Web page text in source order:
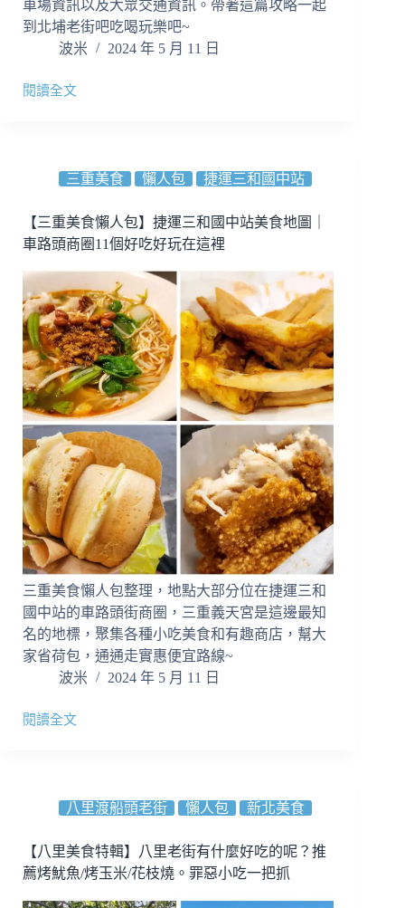
歌
車場資訊以及大眾交通資訊。帶著這篇攻略一起
到北埔老街吧吃喝玩樂吧~
波米
2024 年 5 月 11 日
閱讀全文
【北
地
圖】
客
家
茶、
菜
包、
麻
糬
通
通
都
好
吃
｜
新
竹
必
吃
美
食
推
薦
三重美食 懶人包 捷運三和國中站
【三重美食懶人包】捷運三和國中站美食地圖｜
車路頭商圈11個好吃好玩在這裡
三重美食懶人包整理，地點大部分位在捷運三和
國中站的車路頭街商圈，三重義天宮是這邊最知
名的地標，聚集各種小吃美食和有趣商店，幫大
家省荷包，通通走實惠便宜路線~
波米
2024 年 5 月 11 日
閱讀全文
【三
包】
捷
運
三
八里渡船頭老街 懶人包 新北美食
【八里美食特輯】八里老街有什麼好吃的呢？推
薦烤魷魚/烤玉米/花枝燒。罪惡小吃一把抓